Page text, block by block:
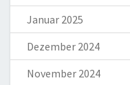
Januar 2025
Dezember 2024
November 2024